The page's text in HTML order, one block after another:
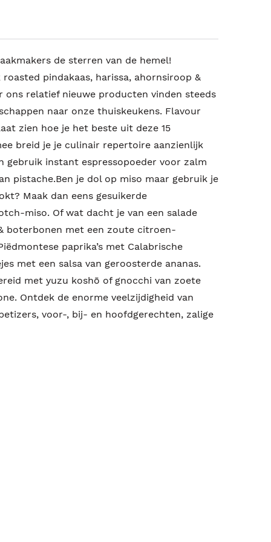
de sterren van de hemel!
roasted pindakaas, harissa, ahornsiroop &
ons relatief nieuwe producten vinden steeds
naar onze thuiskeukens. Flavour
zien hoe je het beste uit deze 15
breid je je culinair repertoire aanzienlijk
instant espressopoeder voor zalm
pistache.Ben je dol op miso maar gebruik je
Maak dan eens gesuikerde
miso. Of wat dacht je van een salade
boterbonen met een zoute citroen-
paprika’s met Calabrische
met een salsa van geroosterde ananas.
met yuzu koshō of gnocchi van zoete
Ontdek de enorme veelzijdigheid van
voor-, bij- en hoofdgerechten, zalige